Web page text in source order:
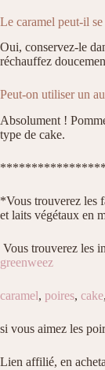
Le caramel peut-il
Oui, conservez-le
réchauffez
Peut-on utiliser un
Absolument !
type de cake.
*Vous trouverez les
et laits végétaux en
Vous trouverez les
greenweez
caramel, poires, cake,
si vous aimez les
Lien affilié, en